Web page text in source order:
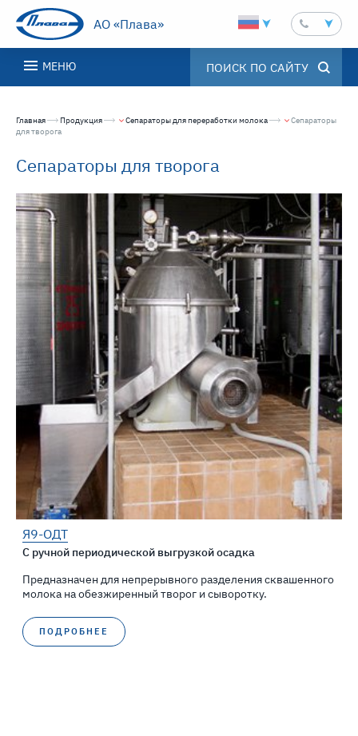
АО «Плава»
МЕНЮ
Главная Продукция Сепараторы для переработки молока Текущая
Сепараторы
для творога
Сепараторы для творога
Я9-ОДТ
C ручной периодической выгрузкой осадка
Предназначен для непрерывного разделения сквашенного
молока на обезжиренный творог и сыворотку.
ПОДРОБНЕЕ